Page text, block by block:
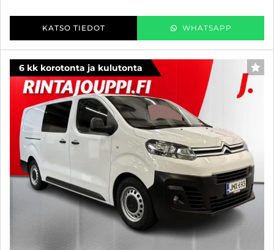
KATSO TIEDOT WHATSAPP
6 kk korotonta ja kulutonta